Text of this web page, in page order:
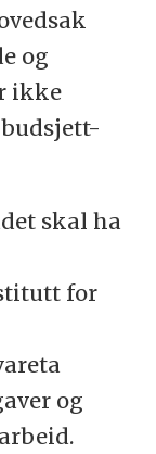
og
ikke
skal ha
for
og